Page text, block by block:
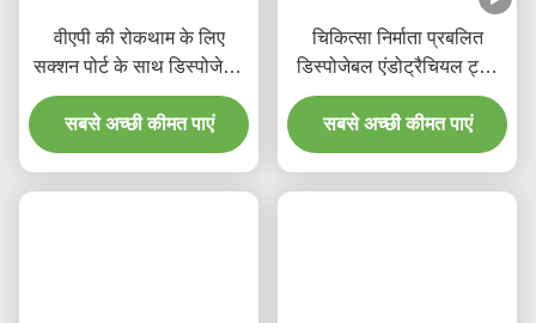
वीएपी की रोकथाम के लिए
सक्शन पोर्ट के साथ डिस्पोजेबल
प्रबलित एंडोट्रैकियल ट्यूब
सबसे अच्छी कीमत पाएं
चिकित्सा निर्माता प्रबलित
डिस्पोजेबल एंडोट्रैचियल ट्यूब
डीईएचपी मुक्त
सबसे अच्छी कीमत पाएं